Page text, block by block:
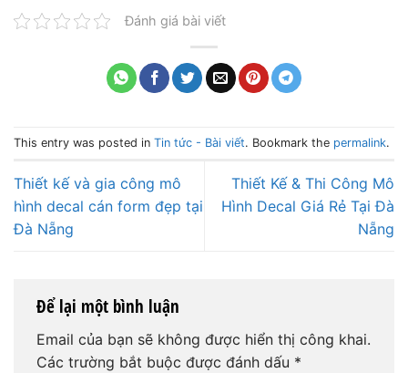
Đánh giá bài viết
This entry was posted in Tin tức - Bài viết. Bookmark the permalink.
Thiết kế và gia công mô
hình decal cán form đẹp tại
Đà Nẵng
Thiết Kế & Thi Công Mô
Hình Decal Giá Rẻ Tại Đà
Nẵng
Để lại một bình luận
Email của bạn sẽ không được hiển thị công khai.
Các trường bắt buộc được đánh dấu *